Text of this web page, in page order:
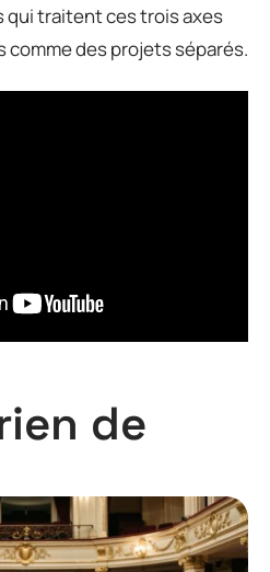
traitent ces trois axes
comme des projets séparés.
de